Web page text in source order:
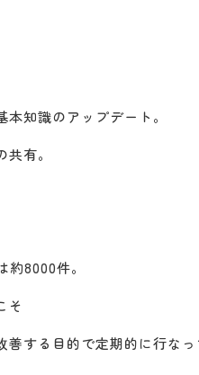
知識のアップデート。
有。
8000件。
そ
善する目的で定期的に行な